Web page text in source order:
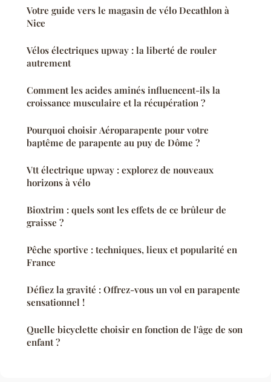
Votre guide vers le magasin de vélo Decathlon à
Nice
Vélos électriques upway : la liberté de rouler
autrement
Comment les acides aminés influencent-ils la
croissance musculaire et la récupération ?
Pourquoi choisir Aéroparapente pour votre
baptême de parapente au puy de Dôme ?
Vtt électrique upway : explorez de nouveaux
horizons à vélo
Bioxtrim : quels sont les effets de ce brûleur de
graisse ?
Pêche sportive : techniques, lieux et popularité en
France
Défiez la gravité : Offrez-vous un vol en parapente
sensationnel !
Quelle bicyclette choisir en fonction de l'âge de son
enfant ?